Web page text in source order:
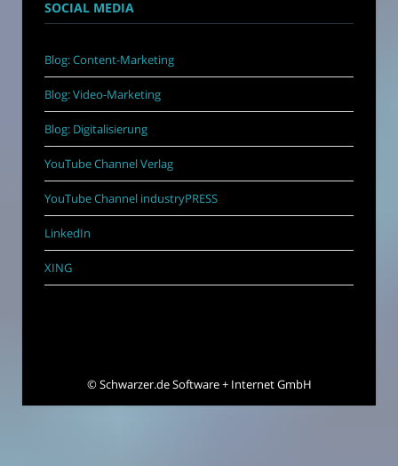
SOCIAL MEDIA
Blog: Content-Marketing
Blog: Video-Marketing
Blog: Digitalisierung
YouTube Channel Verlag
YouTube Channel industryPRESS
LinkedIn
XING
©Schwarzer.de Software + Internet GmbH